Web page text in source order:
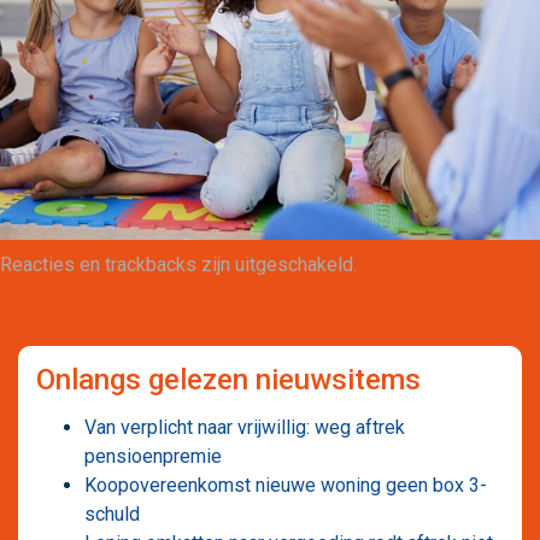
Maatwerk
Reacties en trackbacks zijn uitgeschakeld.
Onlangs gelezen nieuwsitems
Van verplicht naar vrijwillig: weg aftrek
pensioenpremie
Koopovereenkomst nieuwe woning geen box 3-
schuld